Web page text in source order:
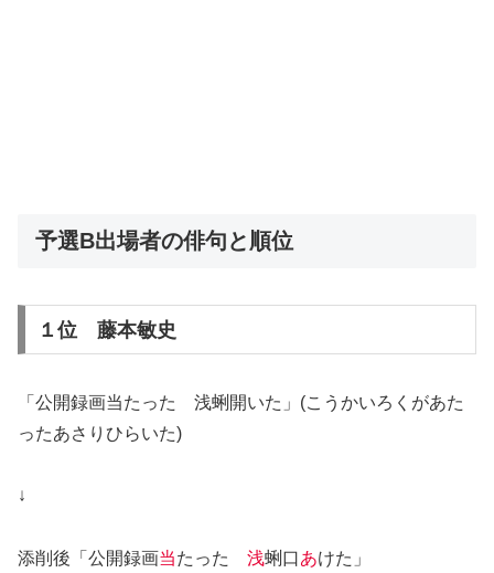
予選B出場者の俳句と順位
１位 藤本敏史
「公開録画当たった 浅蜊開いた」(こうかいろくがあた
ったあさりひらいた)
↓
添削後「公開録画当たった 浅蜊口あけた」